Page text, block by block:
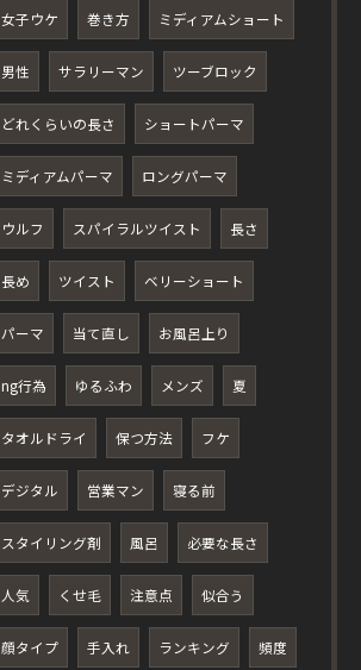
女子ウケ 巻き方 ミディアムショート
男性 サラリーマン ツーブロック
どれくらいの長さ ショートパーマ
ミディアムパーマ ロングパーマ
ウルフ スパイラルツイスト 長さ
長め ツイスト ベリーショート
パーマ 当て直し お風呂上り
ng行為 ゆるふわ メンズ 夏
タオルドライ 保つ方法 フケ
デジタル 営業マン 寝る前
スタイリング剤 風呂 必要な長さ
人気 くせ毛 注意点 似合う
顔タイプ 手入れ ランキング 頻度